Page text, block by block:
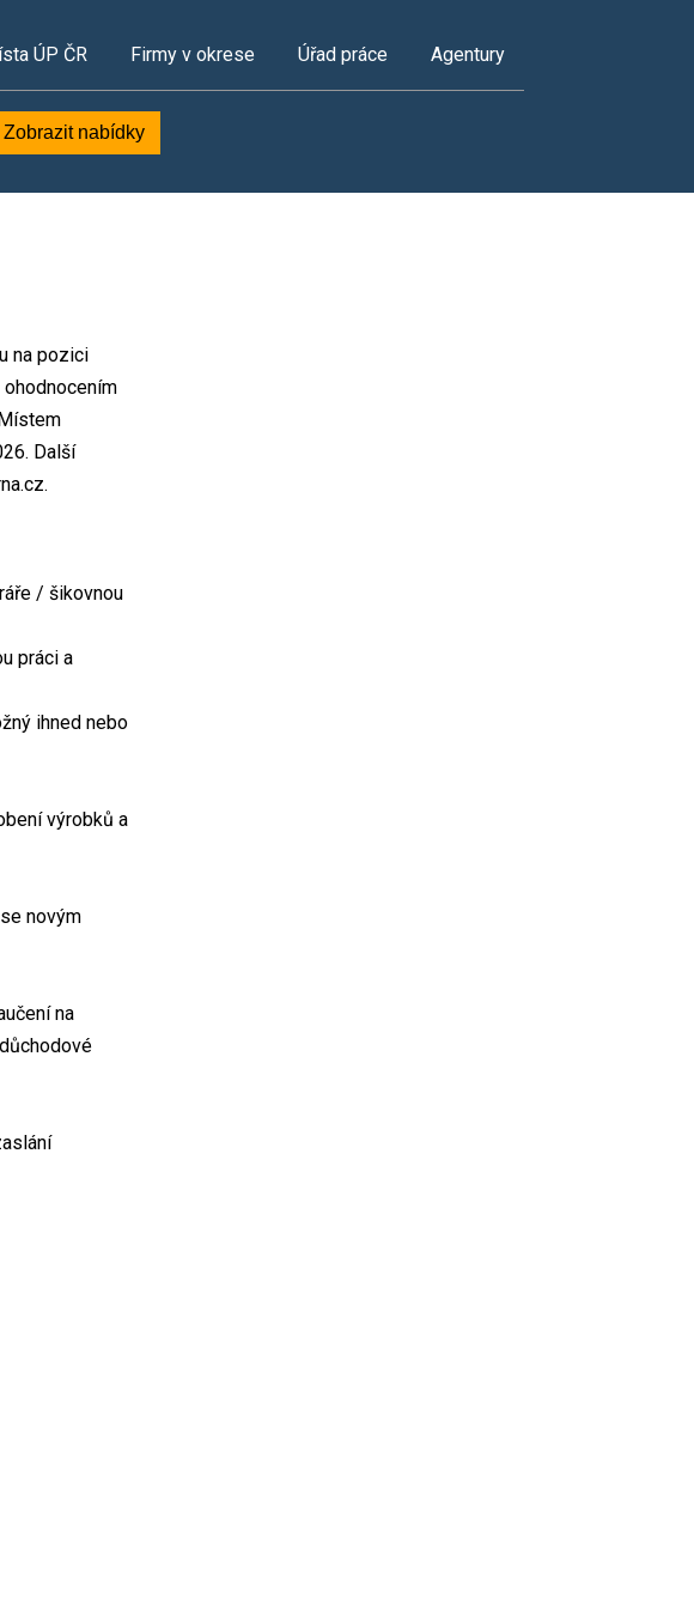
ÚP ČR Firmy v okrese Úřad práce Agentury
Zobrazit nabídky
na pozici
ohodnocením
Další
/ šikovnou
práci a
ihned nebo
výrobků a
novým
na